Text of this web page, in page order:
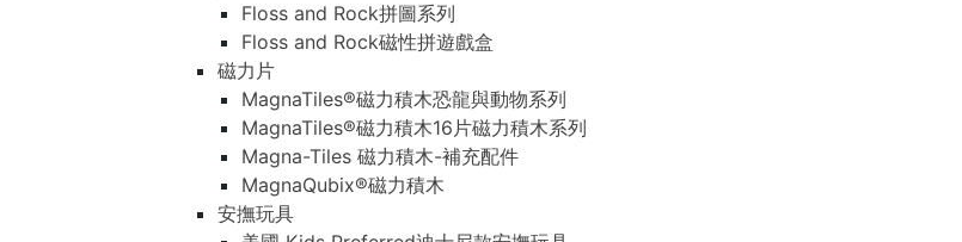
Floss and Rock拼圖系列
Floss and Rock磁性拼遊戲盒
磁力片
MagnaTiles®磁力積木恐龍與動物系列
MagnaTiles®磁力積木16片磁力積木系列
Magna-Tiles 磁力積木-補充配件
MagnaQubix®磁力積木
安撫玩具